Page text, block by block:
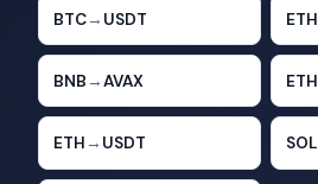
BTC→ USDT ETH
BNB →AVAX ETH
ETH → USDT SOL